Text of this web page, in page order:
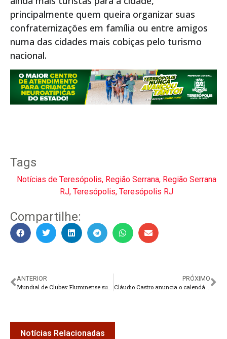
principalmente quem queira organizar suas
confraternizações em família ou entre amigos
numa das cidades mais cobiças pelo turismo
nacional.
Tags
Notícias de Teresópolis, Região Serrana, Região Serrana
RJ, Teresópolis, Teresópolis RJ
Compartilhe:
ANTERIOR
Mundial de Clubes: Fluminense supera Al Ahly para se garantir na final
PRÓXIMO
Cláudio Castro anuncia o calendário de pagamento dos servidores para 2024
Notícias Relacionadas